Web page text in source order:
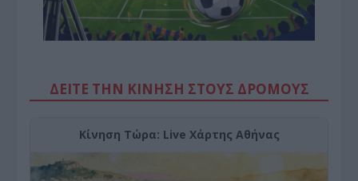
ΔΕΙΤΕ ΤΗΝ ΚΙΝΗΣΗ ΣΤΟΥΣ ΔΡΌΜΟΥΣ
Κίνηση Τώρα: Live Χάρτης Αθήνας